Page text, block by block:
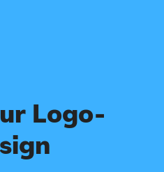
Logo-